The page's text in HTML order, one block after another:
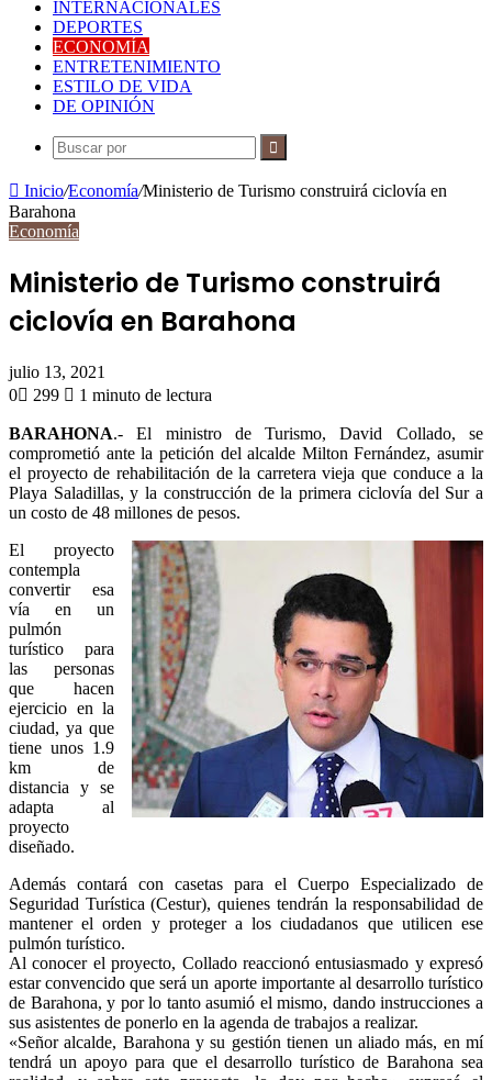
INTERNACIONALES
DEPORTES
ECONOMÍA
ENTRETENIMIENTO
ESTILO DE VIDA
DE OPINIÓN
Buscar
Inicio/Economía/Ministerio de Turismo construirá ciclovía en
Barahona
Economía
Ministerio de Turismo construirá
ciclovía en Barahona
julio 13, 2021
0
299 1 minuto de lectura
BARAHONA.- El ministro de Turismo, David Collado, se
comprometió ante la petición del alcalde Milton Fernández, asumir
el proyecto de rehabilitación de la carretera vieja que conduce a la
Playa Saladillas, y la construcción de la primera ciclovía del Sur a
un costo de 48 millones de pesos.
El proyecto
contempla
convertir esa
vía en un
pulmón
turístico para
las personas
que hacen
ejercicio en la
ciudad, ya que
tiene unos 1.9
km de
distancia y se
adapta al
proyecto
diseñado.
Además contará con casetas para el Cuerpo Especializado de
Seguridad Turística (Cestur), quienes tendrán la responsabilidad de
mantener el orden y proteger a los ciudadanos que utilicen ese
pulmón turístico.
Al conocer el proyecto, Collado reaccionó entusiasmado y expresó
estar convencido que será un aporte importante al desarrollo turístico
de Barahona, y por lo tanto asumió el mismo, dando instrucciones a
sus asistentes de ponerlo en la agenda de trabajos a realizar.
«Señor alcalde, Barahona y su gestión tienen un aliado más, en mí
tendrá un apoyo para que el desarrollo turístico de Barahona sea